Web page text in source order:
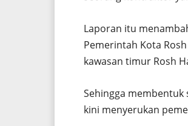
Laporan itu
Pemerintah Kota
kawasan timur Rosh
Sehingga membentuk
kini menyerukan